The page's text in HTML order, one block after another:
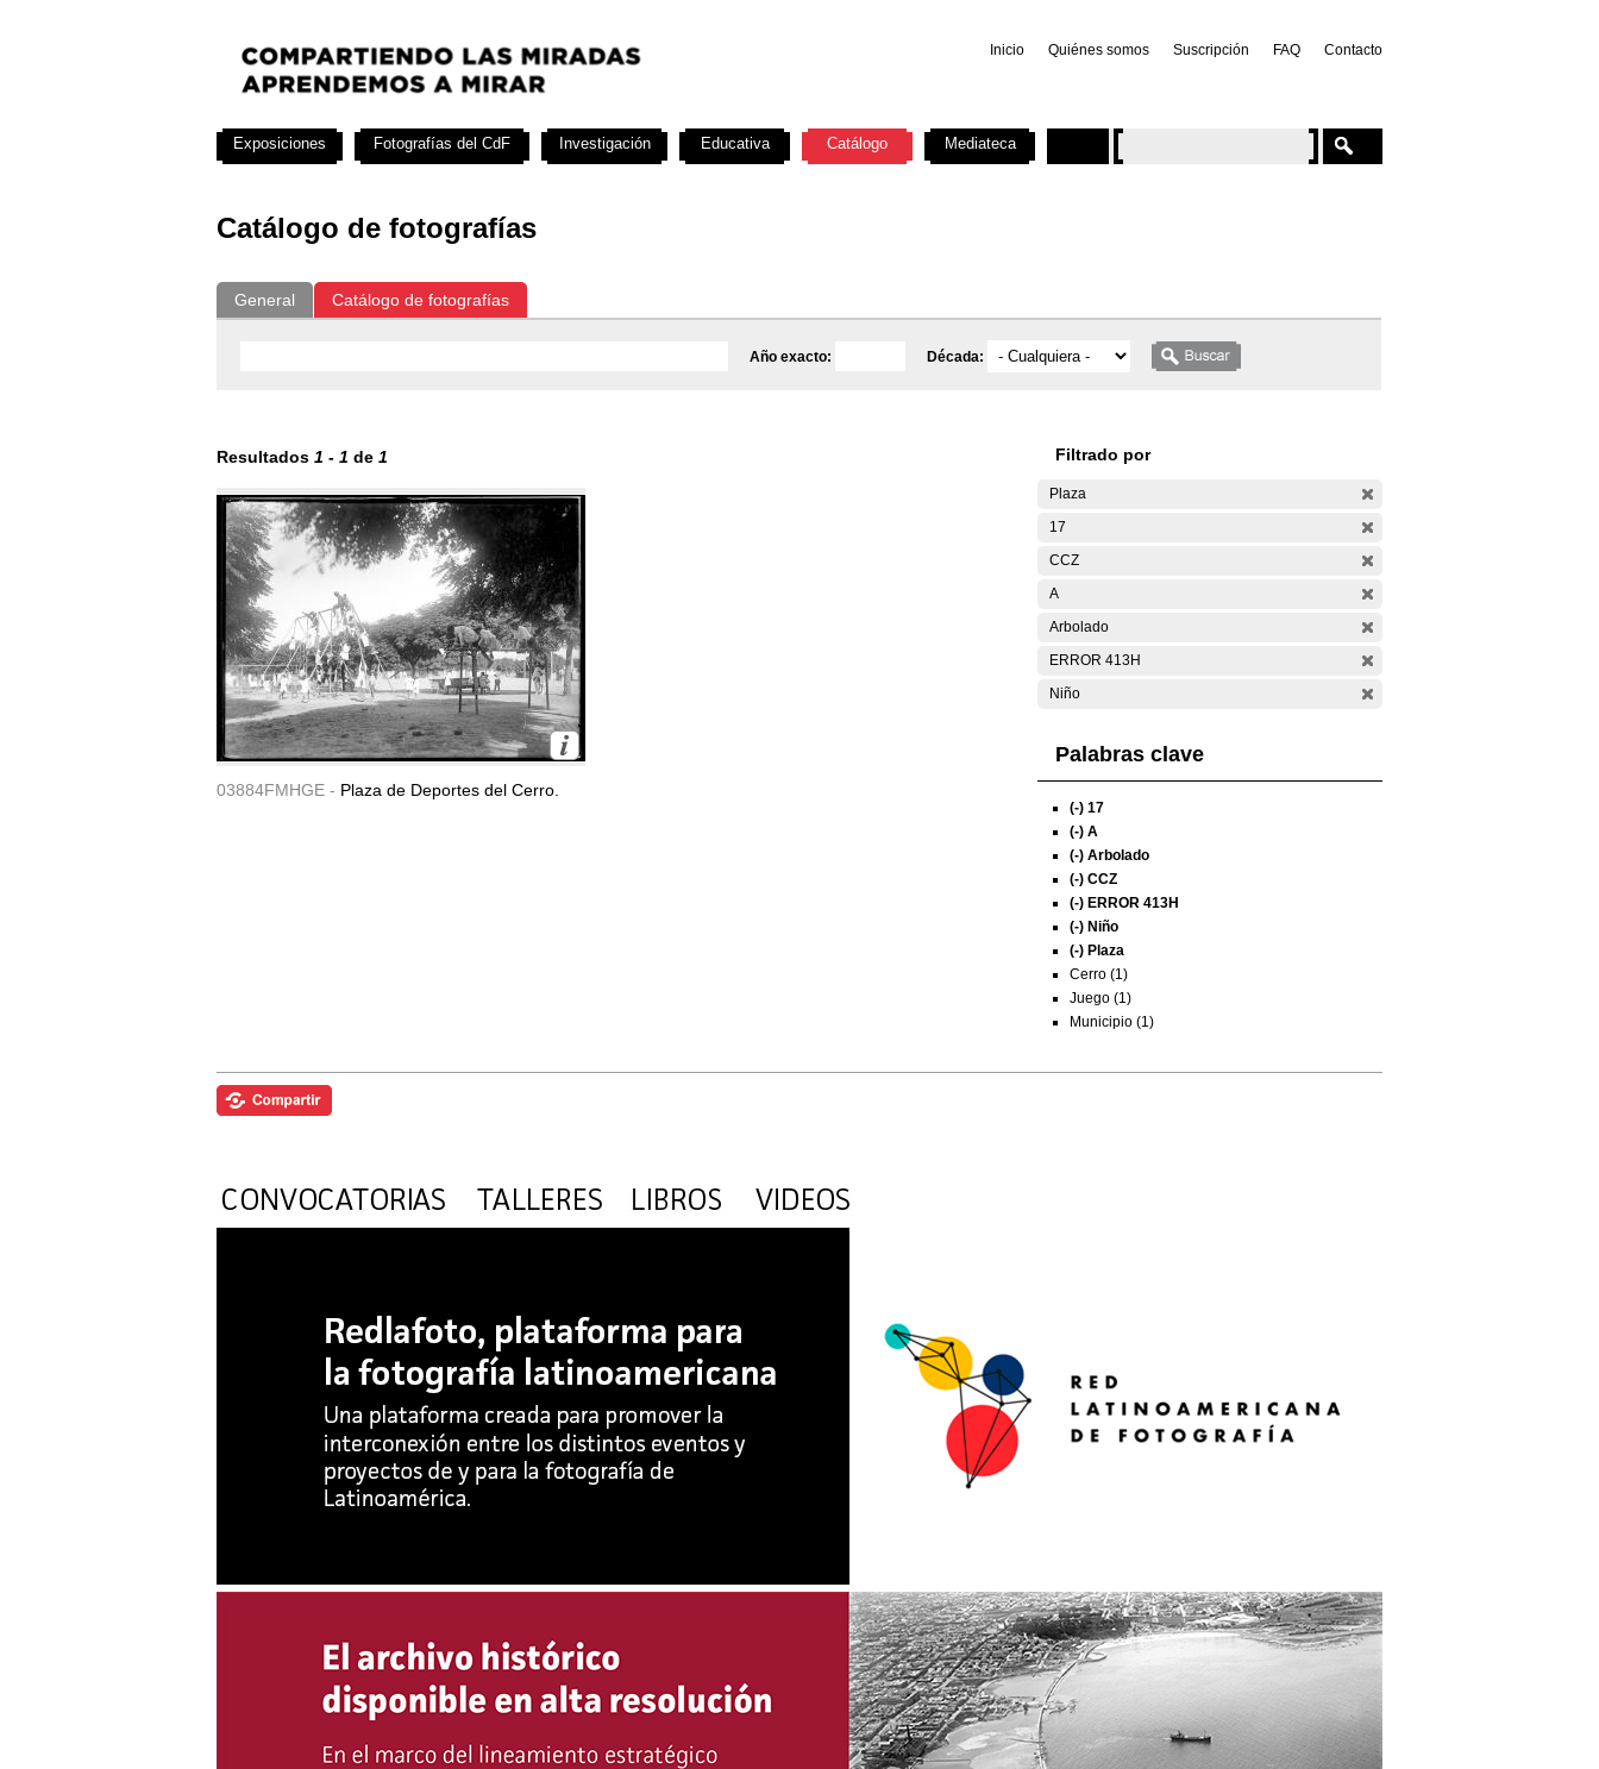
Inicio Quiénes somos Suscripción FAQ Contacto
Catálogo de fotografías
General Catálogo de fotografías
Año exacto: Década:
Resultados 1 - 1 de 1
03884FMHGE - Plaza de Deportes del Cerro.
Filtrado por
Plaza
17
CCZ
A
Arbolado
ERROR 413H
Niño
Palabras clave
(-) 17
(-) A
(-) Arbolado
(-) CCZ
(-) ERROR 413H
(-) Niño
(-) Plaza
Cerro (1)
Juego (1)
Municipio (1)
Exposiciones Fotografías del CdF Investigación Educativa Catálogo Mediateca